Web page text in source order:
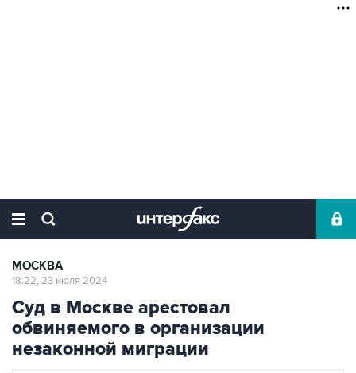
МОСКВА
18:22, 23 июля 2024
Суд в Москве арестовал
обвиняемого в организации
незаконной миграции